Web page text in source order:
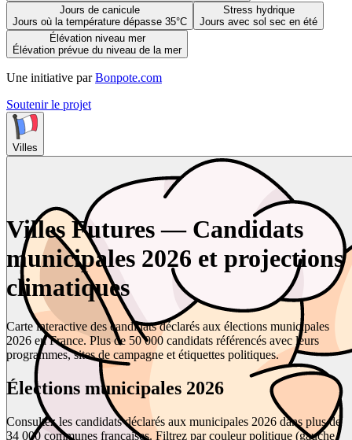
Jours de canicule
Jours où la température dépasse 35°C
Stress hydrique
Jours avec sol sec en été
Élévation niveau mer
Élévation prévue du niveau de la mer
Une initiative par Bonpote.com
Soutenir le projet
Villes
Villes Futures — Candidats
municipales 2026 et projections
climatiques
Carte interactive des candidats déclarés aux élections municipales
2026 en France. Plus de 50 000 candidats référencés avec leurs
programmes, sites de campagne et étiquettes politiques.
Élections municipales 2026
Consultez les candidats déclarés aux municipales 2026 dans plus de
34 000 communes françaises. Filtrez par couleur politique (gauche,